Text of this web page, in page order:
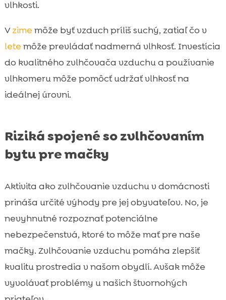
vlhkosti.
Vzime môže byť vzduch príliš suchý, zatiaľ čo v
lete môže prevládať nadmerná vlhkosť. Investícia
do kvalitného zvlhčovača vzduchu a používanie
vlhkomeru môže pomôcť udržať vlhkosť na
ideálnej úrovni.
Riziká spojené so zvlhčovaním
bytu pre mačky
Aktivita ako zvlhčovanie vzduchu v domácnosti
prináša určité výhody pre jej obyvateľov. No, je
nevyhnutné rozpoznať potenciálne
nebezpečenstvá, ktoré to môže mať pre naše
mačky. Zvlhčovanie vzduchu pomáha zlepšiť
kvalitu prostredia v našom obydlí. Avšak môže
vyvolávať problémy u našich štvornohých